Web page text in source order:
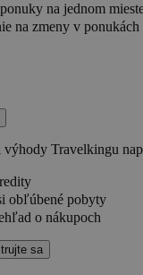
na jednom
na zmeny v ponukách
výhody Travelkingu
obľúbené pobyty
o nákupoch
sa